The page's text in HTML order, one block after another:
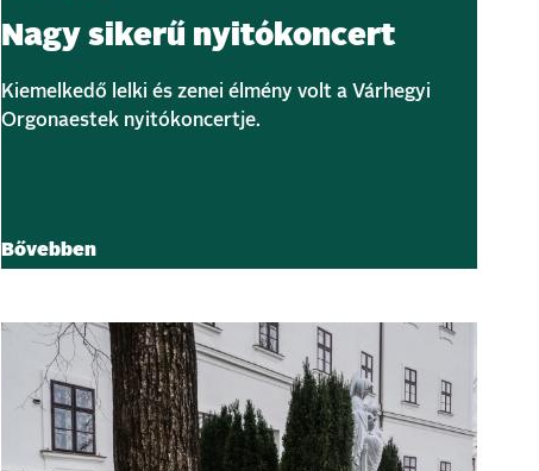
Nagy sikerű nyitókoncert
Kiemelkedő lelki és zenei élmény volt a Várhegyi
Orgonaestek nyitókoncertje.
Bővebben